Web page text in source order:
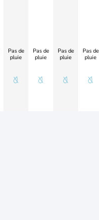
Pas de
pluie
Pas de
pluie
Pas de
pluie
Pas de
pluie